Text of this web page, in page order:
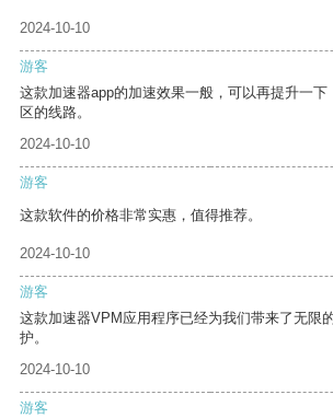
2024-10-10
游客
这款加速器app的加速效果一般，可以再提升一
区的线路。
2024-10-10
游客
这款软件的价格非常实惠，值得推荐。
2024-10-10
游客
这款加速器VPM应用程序已经为我们带来了无限
护。
2024-10-10
游客